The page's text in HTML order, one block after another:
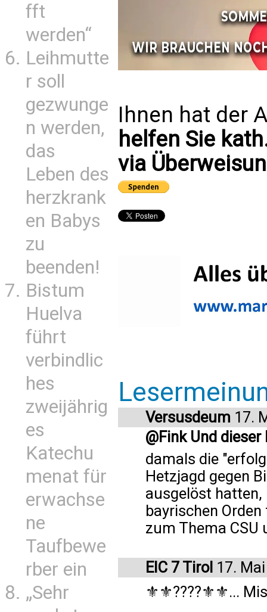
fft
werden“
Leihmutte
r soll
gezwunge
n werden,
das
Leben des
herzkrank
en Babys
zu
beenden!
Bistum
Huelva
führt
verbindlic
hes
zweijährig
es
Katechu
menat für
erwachse
ne
Taufbewe
rber ein
„Sehr
Ihnen hat der
helfen Sie
via
Versusdeum 17.
@Fink Und
damals die
Hetzjagd gegen
ausgelöst hatten,
bayrischen
zum Thema CSU
EIC 7 Tirol 17.
⚜️⚜️????⚜️⚜️...